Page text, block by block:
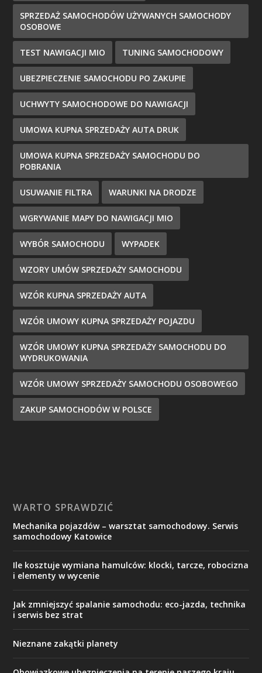
SPRZEDAŻ SAMOCHODÓW UŻYWANYCH SAMOCHODY
OSOBOWE
TEST NAWIGACJI MIO TUNING SAMOCHODOWY
UBEZPIECZENIE SAMOCHODU PO ZAKUPIE
UCHWYTY SAMOCHODOWE DO NAWIGACJI
UMOWA KUPNA SPRZEDAŻY AUTA DRUK
UMOWA KUPNA SPRZEDAŻY SAMOCHODU DO
POBRANIA
USUWANIE FILTRA WARUNKI NA DRODZE
WGRYWANIE MAPY DO NAWIGACJI MIO
WYBÓR SAMOCHODU WYPADEK
WZORY UMÓW SPRZEDAŻY SAMOCHODU
WZÓR KUPNA SPRZEDAŻY AUTA
WZÓR UMOWY KUPNA SPRZEDAŻY POJAZDU
WZÓR UMOWY KUPNA SPRZEDAŻY SAMOCHODU DO
WYDRUKOWANIA
WZÓR UMOWY SPRZEDAŻY SAMOCHODU OSOBOWEGO
ZAKUP SAMOCHODÓW W POLSCE
WARTO SPRAWDZIĆ
Mechanika pojazdów – warsztat samochodowy. Serwis
samochodowy Katowice
Ile kosztuje wymiana hamulców: klocki, tarcze, robocizna
i elementy w wycenie
Jak zmniejszyć spalanie samochodu: eco-jazda, technika
i serwis bez strat
Nieznane zakątki planety